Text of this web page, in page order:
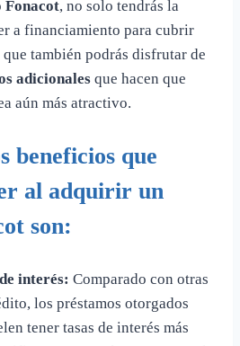
Fonacot, no solo tendrás la
a financiamiento para cubrir
también podrás disfrutar de
adicionales que hacen que
aún más atractivo.
beneficios que
al adquirir un
son:
interés: Comparado con otras
los préstamos otorgados
tener tasas de interés más